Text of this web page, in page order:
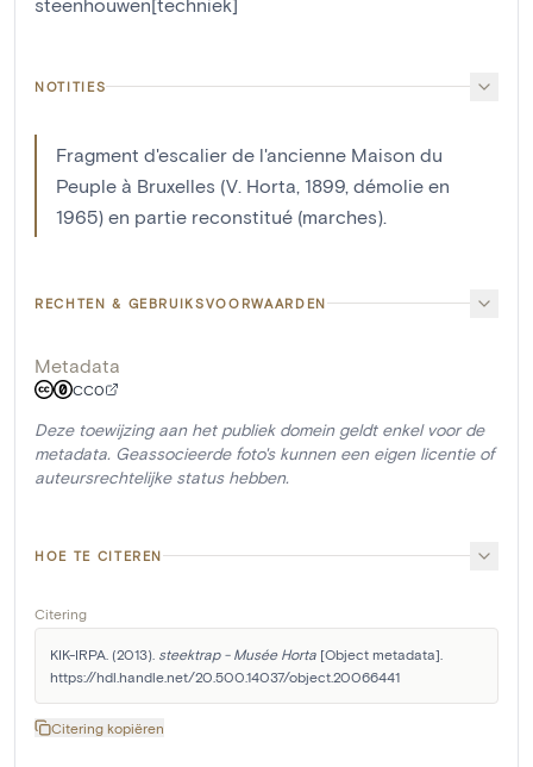
NOTITIES
Fragment d'escalier de l'ancienne Maison du
Peuple à Bruxelles (V. Horta, 1899, démolie en
1965) en partie reconstitué (marches).
RECHTEN & GEBRUIKSVOORWAARDEN
Metadata
CC0
Deze toewijzing aan het publiek domein geldt enkel voor de
metadata. Geassocieerde foto's kunnen een eigen licentie of
auteursrechtelijke status hebben.
HOE TE CITEREN
Citering
KIK-IRPA. (2013). steektrap - Musée Horta [Object metadata].
https://hdl.handle.net/20.500.14037/object.20066441
Citering kopiëren